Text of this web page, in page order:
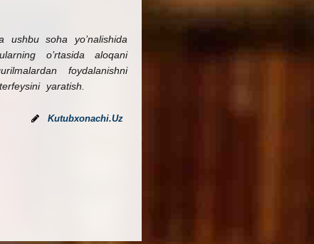
ushbu soha yo’nalishida
o’rtasida aloqani
foydalanishni
yaratish.
Kutubxonachi.Uz